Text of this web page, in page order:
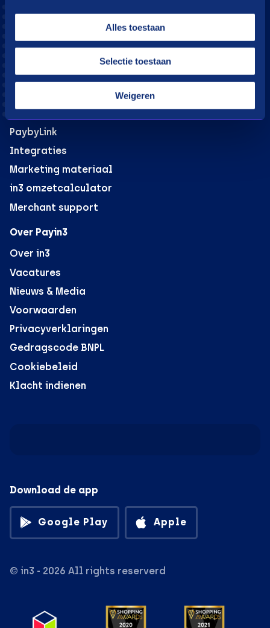
Alles toestaan
Selectie toestaan
Weigeren
Moeite met betalen?
Webshops
B2B verkoop voor webshops
PaybyLink
Integraties
Marketing materiaal
in3 omzetcalculator
Merchant support
Over Payin3
Over in3
Vacatures
Nieuws & Media
Voorwaarden
Privacyverklaringen
Gedragscode BNPL
Cookiebeleid
Klacht indienen
Download de app
Google Play Apple
© in3 - 2026 All rights reserverd